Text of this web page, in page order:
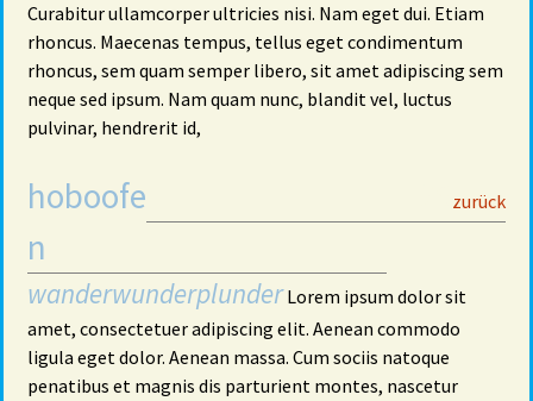
Curabitur ullamcorper ultricies nisi. Nam eget dui. Etiam
rhoncus. Maecenas tempus, tellus eget condimentum
rhoncus, sem quam semper libero, sit amet adipiscing sem
neque sed ipsum. Nam quam nunc, blandit vel, luctus
pulvinar, hendrerit id,
zurück
hoboofe
n
wanderwunderplunderLorem ipsum dolor sit
amet, consectetuer adipiscing elit. Aenean commodo
ligula eget dolor. Aenean massa. Cum sociis natoque
penatibus et magnis dis parturient montes, nascetur